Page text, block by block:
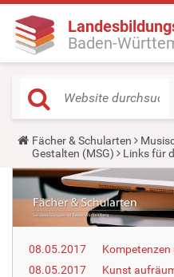
Baden-
Y
o
u
a
e
h
e
e
:
Fächer & Schularten
Gestalten (MSG)
Links für
08.05.2017
Kompetenzen
08.05.2017
Kunst